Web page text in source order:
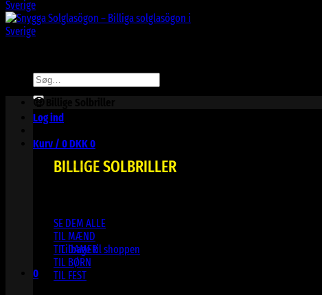
Søg
efter:
Log ind
Kurv / 0DKK0
Ingen varer i kurven.
Tilbage til shoppen
0
🤑 Billige Solbriller
BILLIGE SOLBRILLER
SE DEM ALLE
TIL MÆND
TIL DAMER
TIL BØRN
TIL FEST